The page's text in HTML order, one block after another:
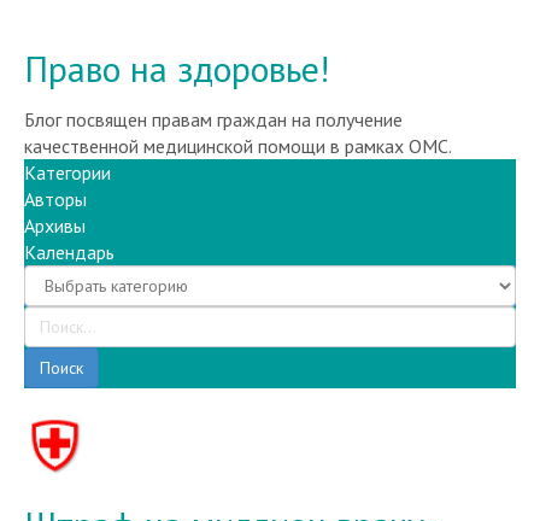
Блог посвящен правам граждан на получение
качественной медицинской помощи в рамках ОМС.
Категории
Авторы
Архивы
Календарь